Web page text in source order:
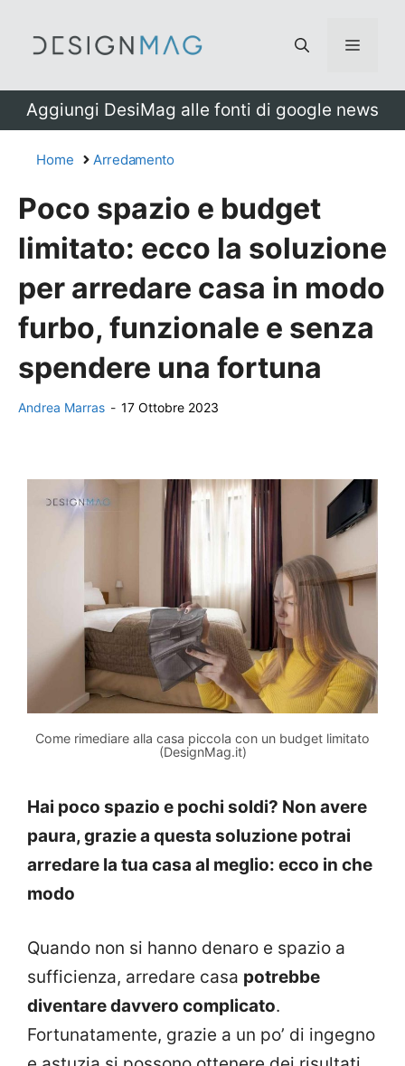
Menu
Aggiungi DesiMag alle fonti di google news
Home Arredamento
Poco spazio e budget
limitato: ecco la soluzione
per arredare casa in modo
furbo, funzionale e senza
spendere una fortuna
Andrea Marras - 17 Ottobre 2023
Come rimediare alla casa piccola con un budget limitato
(DesignMag.it)
Hai poco spazio e pochi soldi? Non avere
paura, grazie a questa soluzione potrai
arredare la tua casa al meglio: ecco in che
modo
Quando non si hanno denaro e spazio a
sufficienza, arredare casa potrebbe
diventare davvero complicato.
Fortunatamente, grazie a un po’ di ingegno